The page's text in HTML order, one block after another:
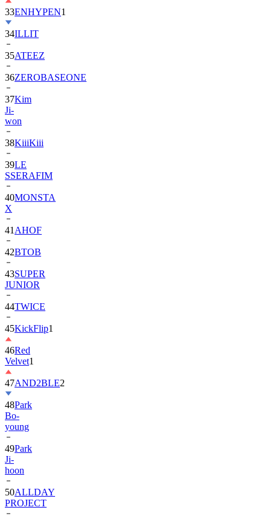
33ENHYPEN1
34ILLIT
35ATEEZ
36ZEROBASEONE
37Kim
Ji-
won
38KiiiKiii
39LE
SSERAFIM
40MONSTA
X
41 AHOF
42BTOB
43SUPER
JUNIOR
44TWICE
45KickFlip1
46Red
Velvet1
47AND2BLE2
48Park
Bo-
young
49Park
Ji-
hoon
50ALLDAY
PROJECT